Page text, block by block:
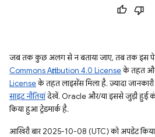
जब तक कुछ अलग से न बताया जाए, तब तक इस पेज
Commons Attribution 4.0 Licenseके तहत
Licenseके तहत लाइसेंस मिला है. ज़्यादा
साइट नीतियांदेखें. Oracle और/या इससे जुड़ी हुई
किया हुआ ट्रेडमार्क है.
आखिरी बार 2025-10-08 (UTC) को अपडेट किया